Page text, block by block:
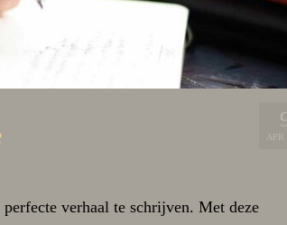
APR
verhaal te schrijven. Met deze